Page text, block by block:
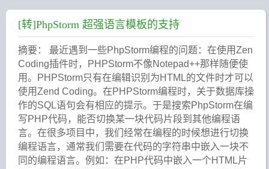
[转]PhpStorm 超强语言模板的支持
摘要： 最近遇到一些PhpStorm编程的问题：在使用Zen
Coding插件时，PHPStorm不像Notepad++那样随便使
用。PHPStorm只有在编辑识别为HTML的文件时才可以
使用Zend Coding。在PHPStorm编程时，关于数据库操
作的SQL语句会有相应的提示。于是搜索PhpStorm在编
写PHP代码，能否切换某一块代码片段到其他编程语
言。在很多项目中，我们经常在编程的时候想进行切换
编程语言，通常我们需要在代码的字符串中嵌入一块不
同的编程语言。例如：在PHP代码中嵌入一个HTML片